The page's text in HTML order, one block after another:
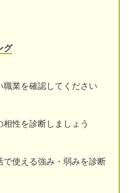
グ
職業を確認してください
性を診断しましょう
で使える強み・弱みを診断